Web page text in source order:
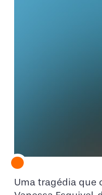
Uma tragédia que